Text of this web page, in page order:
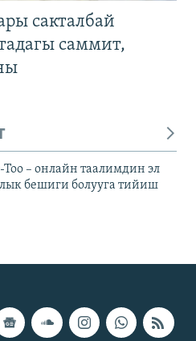
сакталбай
саммит,
Тоо – онлайн таалимдин эл
бешиги болууга тийиш